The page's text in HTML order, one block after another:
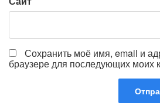
Сохранить моё имя, email и
браузере для последующих моих